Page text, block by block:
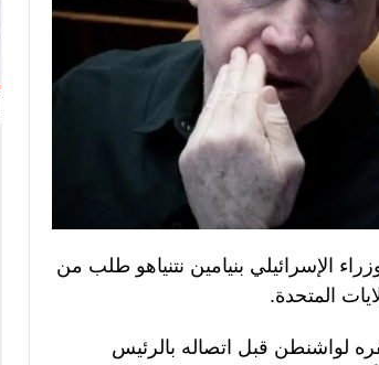
إن رئيس الوزراء الإسرائيلي بنيامين نتنياهو طلب من
المتحدة.
لواشنطن قبل اتصاله بالرئيس